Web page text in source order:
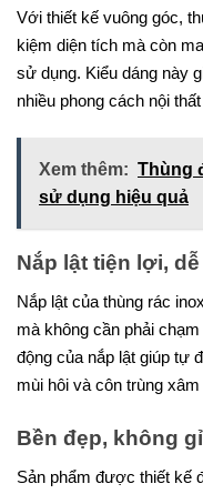
Với thiết kế vuông góc,
kiệm diện tích mà còn
sử dụng. Kiểu dáng này
nhiều phong cách nội
Xem thêm: Thùng
sử dụng hiệu quả
Nắp lật tiện lợi,
Nắp lật của thùng rác
mà không cần phải
động của nắp lật giúp tự
mùi hôi và côn trùng xâm
Bền đẹp, không
Sản phẩm được thiết kế